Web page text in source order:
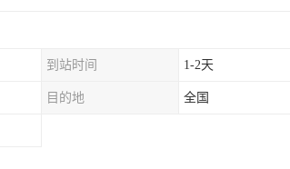
到站时间 1-2天
目的地 全国